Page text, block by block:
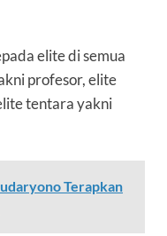
elite di semua
profesor, elite
tentara yakni
Terapkan